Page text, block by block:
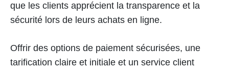
que les clients apprécient la transparence et la
sécurité lors de leurs achats en ligne.
Offrir des options de paiement sécurisées, une
tarification claire et initiale et un service client